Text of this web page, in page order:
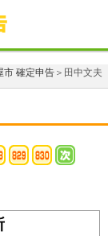
市 確定申告＞田中文夫